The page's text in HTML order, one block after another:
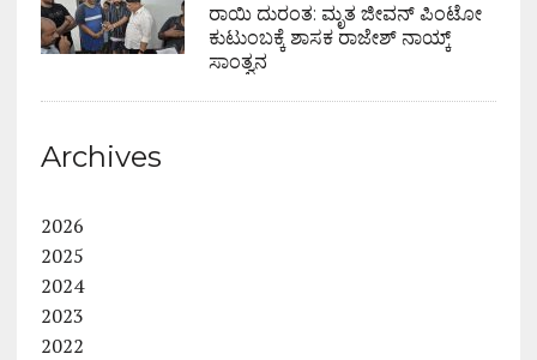
ರಾಯಿ ದುರಂತ: ಮೃತ ಜೀವನ್ ಪಿಂಟೋ
ಕುಟುಂಬಕ್ಕೆ ಶಾಸಕ ರಾಜೇಶ್ ನಾಯ್ಕ್
ಸಾಂತ್ವನ
Archives
2026
2025
2024
2023
2022